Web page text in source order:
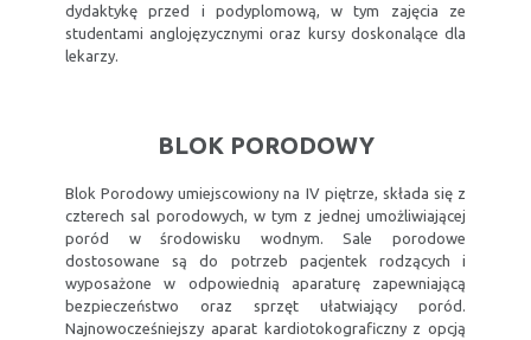
dydaktykę przed i podyplomową, w tym zajęcia ze
studentami anglojęzycznymi oraz kursy doskonalące dla
lekarzy.
BLOK PORODOWY
Blok Porodowy umiejscowiony na IV piętrze, składa się z
czterech sal porodowych, w tym z jednej umożliwiającej
poród w środowisku wodnym. Sale porodowe
dostosowane są do potrzeb pacjentek rodzących i
wyposażone w odpowiednią aparaturę zapewniającą
bezpieczeństwo oraz sprzęt ułatwiający poród.
Najnowocześniejszy aparat kardiotokograficzny z opcją